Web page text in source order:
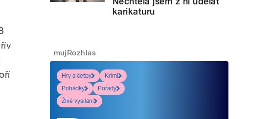
karikaturu
mujRozhlas
Hry a četby
Krimi
Pohádky
Pořady
Živé vysílání